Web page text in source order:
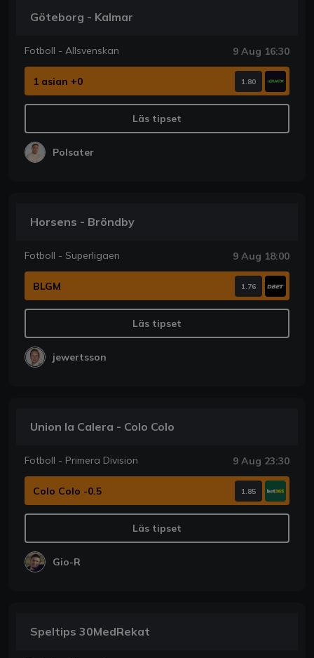
Göteborg - Kalmar
Fotboll - Allsvenskan 9 Aug 16:30
1 asian +0 1.80
Läs tipset
Polsater
Horsens - Bröndby
Fotboll - Superligaen 9 Aug 18:00
BLGM 1.76
Läs tipset
jewertsson
Union la Calera - Colo Colo
Fotboll - Primera Division 9 Aug 23:30
Colo Colo -0.5 1.85
Läs tipset
Gio-R
Speltips 30MedRekat